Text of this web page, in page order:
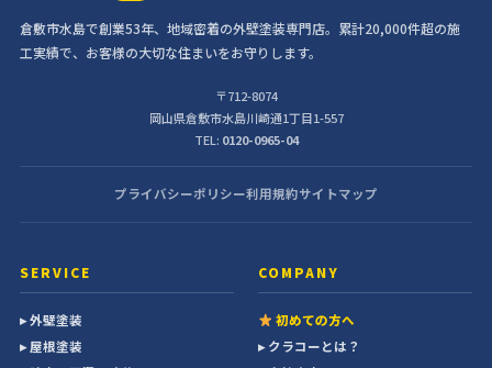
倉敷市水島で創業53年、地域密着の外壁塗装専門店。累計20,000件超の施
工実績で、お客様の大切な住まいをお守りします。
〒712-8074
岡山県倉敷市水島川崎通1丁目1-557
TEL: 0120-0965-04
プライバシーポリシー利用規約サイトマップ
SERVICE
▸ 外壁塗装
▸ 屋根塗装
COMPANY
初めての方へ
▸ クラコーとは？